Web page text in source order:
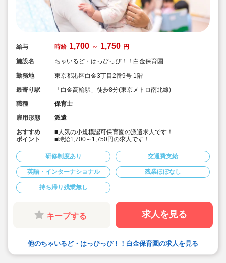
給与 時給 1,700 ～ 1,750 円
施設名
ちゃいるど・はっぴっぴ！！白金保育園
勤務地
東京都港区白金3丁目2番9号 1階
最寄り駅
「白金高輪駅」徒歩8分(東京メトロ南北線)
職種
保育士
雇用形態
派遣
おすすめ
ポイント
■人気の小規模認可保育園の派遣求人です！
■時給1,700～1,750円の求人です！
■保育士専任のコンサルタントがあなたの派遣就業をサポ
ートしています。
研修制度あり 交通費支給
英語・インターナショナル 残業ほぼなし
持ち帰り残業無し
キープする 求人を見る
他のちゃいるど・はっぴっぴ！！白金保育園の求人を見る